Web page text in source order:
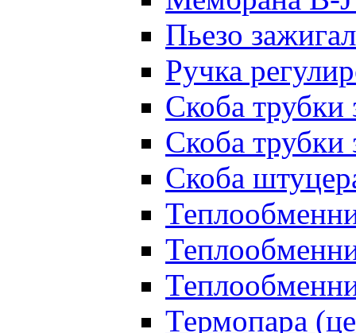
Пьезо
Ручка
Скоба трубки
Скоба трубки
Скоба
Термопара